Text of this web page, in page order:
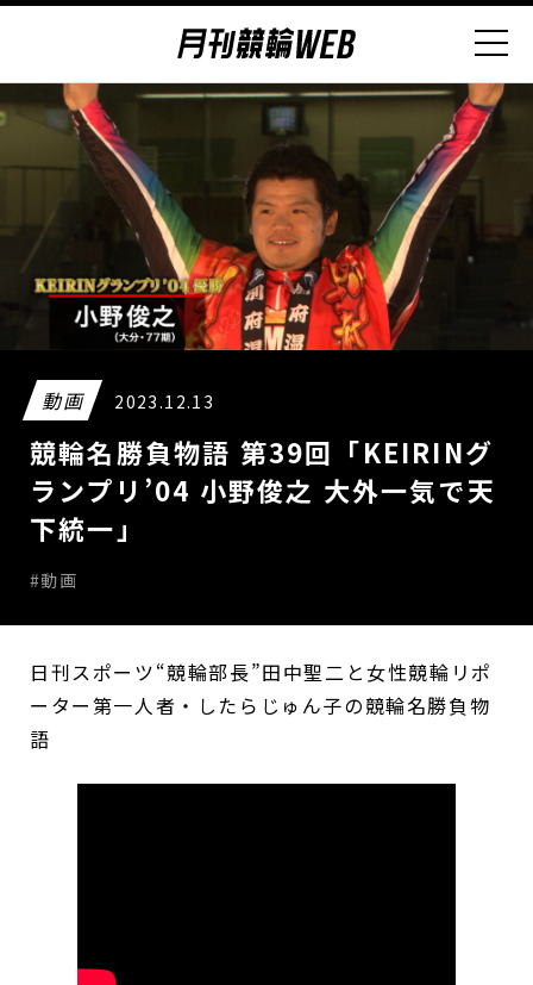
動画 2023.12.13
競輪名勝負物語 第39回「KEIRINグ
ランプリ’04 小野俊之 大外一気で天
下統一」
#動画
日刊スポーツ“競輪部長”田中聖二と女性競輪リポ
ーター第一人者・したらじゅん子の競輪名勝負物
語